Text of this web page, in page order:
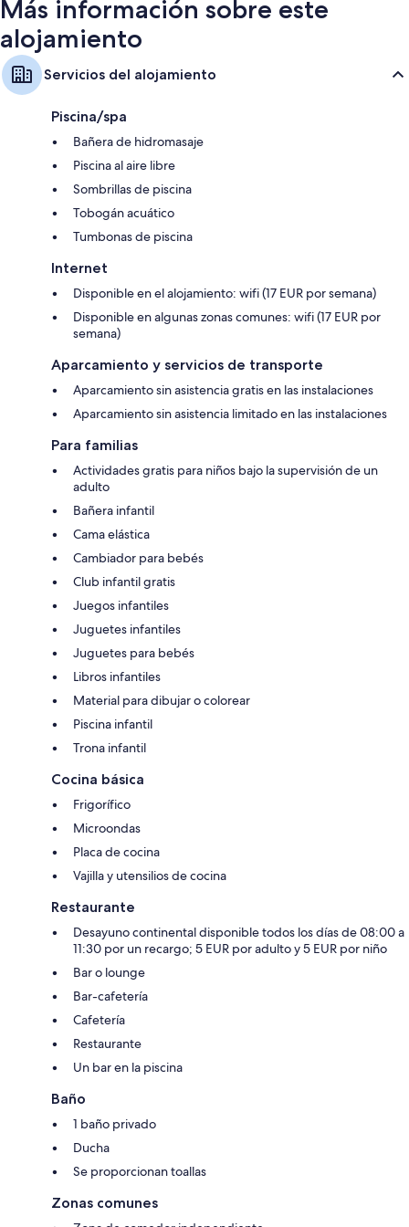
Más información sobre este
alojamiento
Servicios del alojamiento
Piscina/spa
Bañera de hidromasaje
Piscina al aire libre
Sombrillas de piscina
Tobogán acuático
Tumbonas de piscina
Internet
Disponible en el alojamiento: wifi (17 EUR por semana)
Disponible en algunas zonas comunes: wifi (17 EUR por
semana)
Aparcamiento y servicios de transporte
Aparcamiento sin asistencia gratis en las instalaciones
Aparcamiento sin asistencia limitado en las instalaciones
Para familias
Actividades gratis para niños bajo la supervisión de un
adulto
Bañera infantil
Cama elástica
Cambiador para bebés
Club infantil gratis
Juegos infantiles
Juguetes infantiles
Juguetes para bebés
Libros infantiles
Material para dibujar o colorear
Piscina infantil
Trona infantil
Cocina básica
Frigorífico
Microondas
Placa de cocina
Vajilla y utensilios de cocina
Restaurante
Desayuno continental disponible todos los días de 08:00 a
11:30 por un recargo; 5 EUR por adulto y 5 EUR por niño
Bar o lounge
Bar-cafetería
Cafetería
Restaurante
Un bar en la piscina
Baño
1 baño privado
Ducha
Se proporcionan toallas
Zonas comunes